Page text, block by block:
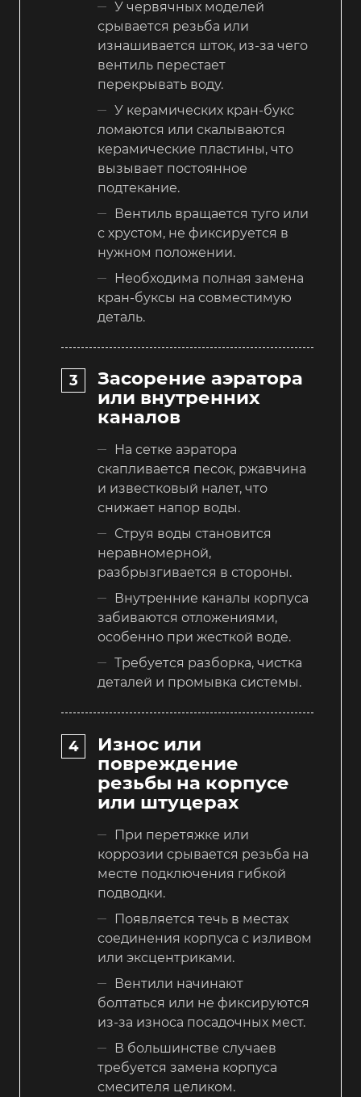
У червячных моделей
срывается резьба или
изнашивается шток, из-за чего
вентиль перестает
перекрывать воду.
У керамических кран-букс
ломаются или скалываются
керамические пластины, что
вызывает постоянное
подтекание.
Вентиль вращается туго или
с хрустом, не фиксируется в
нужном положении.
Необходима полная замена
кран-буксы на совместимую
деталь.
Засорение аэратора
или внутренних
каналов
На сетке аэратора
скапливается песок, ржавчина
и известковый налет, что
снижает напор воды.
Струя воды становится
неравномерной,
разбрызгивается в стороны.
Внутренние каналы корпуса
забиваются отложениями,
особенно при жесткой воде.
Требуется разборка, чистка
деталей и промывка системы.
Износ или
повреждение
резьбы на корпусе
или штуцерах
При перетяжке или
коррозии срывается резьба на
месте подключения гибкой
подводки.
Появляется течь в местах
соединения корпуса с изливом
или эксцентриками.
Вентили начинают
болтаться или не фиксируются
из-за износа посадочных мест.
В большинстве случаев
требуется замена корпуса
смесителя целиком.